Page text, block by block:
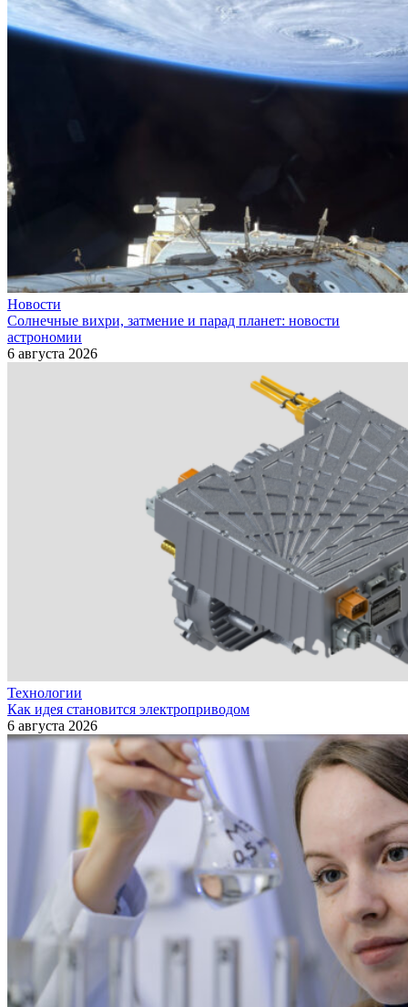
Новости
Солнечные вихри, затмение и парад планет: новости
астрономии
6 августа 2026
Технологии
Как идея становится электроприводом
6 августа 2026